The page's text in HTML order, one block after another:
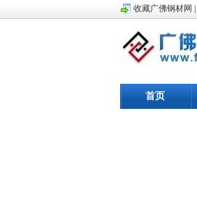
收藏广佛钢材网
首页